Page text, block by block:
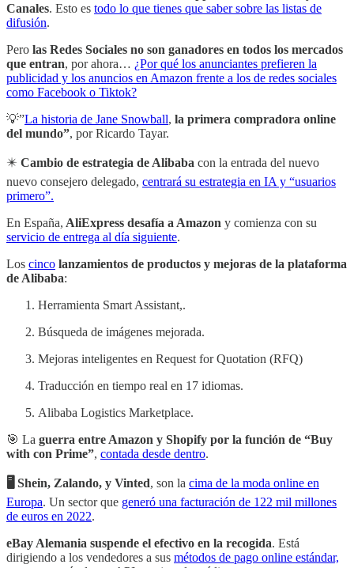
Canales. Esto es todo lo que tienes que saber sobre las listas de
difusión.
Pero las Redes Sociales no son ganadores en todos los mercados
que entran, por ahora… ¿Por qué los anunciantes prefieren la
publicidad y los anuncios en Amazon frente a los de redes sociales
como Facebook o Tiktok?
💡”La historia de Jane Snowball, la primera compradora online
del mundo”, por Ricardo Tayar.
✴️ Cambio de estrategia de Alibaba con la entrada del nuevo
nuevo consejero delegado, centrará su estrategia en IA y “usuarios
primero”.
En España, AliExpress desafía a Amazon y comienza con su
servicio de entrega al día siguiente.
Los cinco lanzamientos de productos y mejoras de la plataforma
de Alibaba:
Herramienta Smart Assistant,.
Búsqueda de imágenes mejorada.
Mejoras inteligentes en Request for Quotation (RFQ)
Traducción en tiempo real en 17 idiomas.
Alibaba Logistics Marketplace.
🎯 La guerra entre Amazon y Shopify por la función de “Buy
with con Prime”, contada desde dentro.
🖥️ Shein, Zalando, y Vinted, son la cima de la moda online en
Europa. Un sector que generó una facturación de 122 mil millones
de euros en 2022.
eBay Alemania suspende el efectivo en la recogida. Está
dirigiendo a los vendedores a sus métodos de pago online estándar,